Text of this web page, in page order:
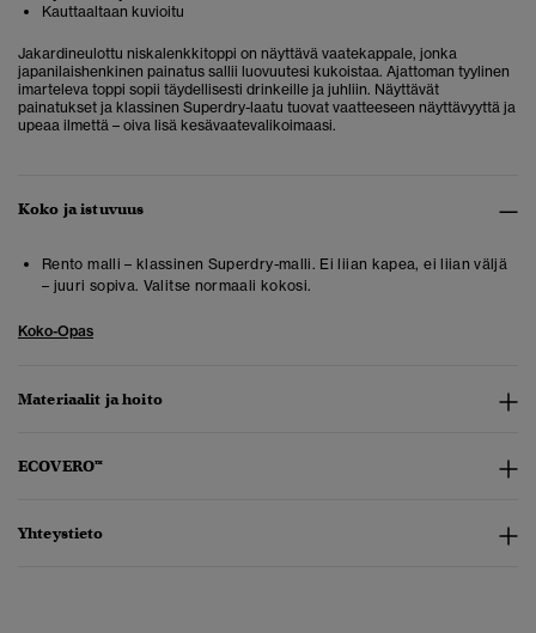
Kauttaaltaan kuvioitu
Jakardineulottu niskalenkkitoppi on näyttävä vaatekappale, jonka
japanilaishenkinen painatus sallii luovuutesi kukoistaa. Ajattoman tyylinen
imarteleva toppi sopii täydellisesti drinkeille ja juhliin. Näyttävät
painatukset ja klassinen Superdry-laatu tuovat vaatteeseen näyttävyyttä ja
upeaa ilmettä – oiva lisä kesävaatevalikoimaasi.
Koko ja istuvuus
Rento malli – klassinen Superdry-malli. Ei liian kapea, ei liian väljä
– juuri sopiva. Valitse normaali kokosi.
Koko-Opas
Materiaalit ja hoito
ECOVERO™
Yhteystieto